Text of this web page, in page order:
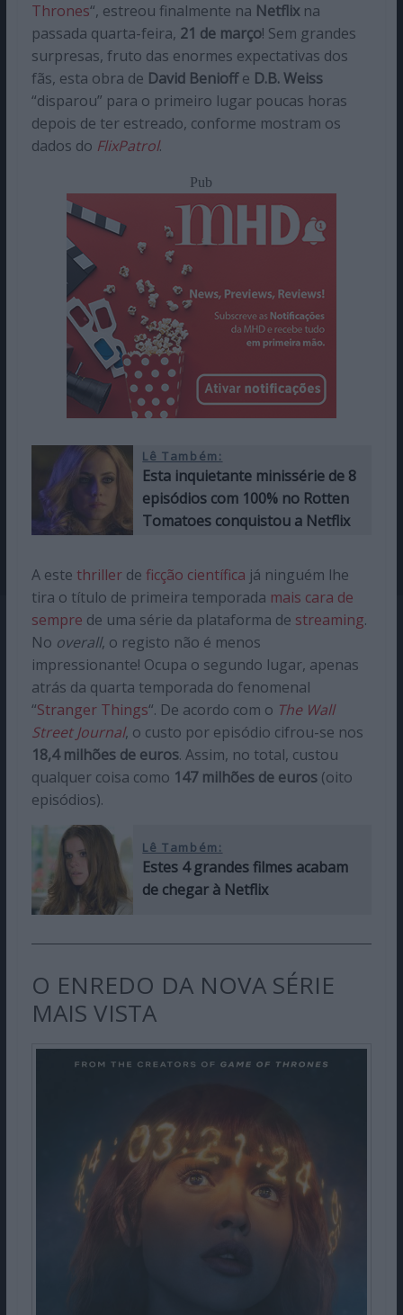
Thrones“, estreou finalmente na Netflixna
passada quarta-feira, 21 de março! Sem grandes
surpresas, fruto das enormes expectativas dos
fãs, esta obra de David Benioffe D.B. Weiss
“disparou” para o primeiro lugar poucas horas
depois de ter estreado, conforme mostram os
dados do FlixPatrol.
Pub
Lê Também:
Esta inquietante minissérie de 8
episódios com 100% no Rotten
Tomatoes conquistou a Netflix
A este thrillerde ficção científica já ninguém lhe
tira o título de primeira temporada mais cara de
sempre de uma série da plataforma de streaming.
No overall, o registo não é menos
impressionante! Ocupa o segundo lugar, apenas
atrás da quarta temporada do fenomenal
“Stranger Things“. De acordo com o The Wall
Street Journal, o custo por episódio cifrou-se nos
18,4 milhões de euros. Assim, no total, custou
qualquer coisa como 147 milhões de euros (oito
episódios).
Lê Também:
Estes 4 grandes filmes acabam
de chegar à Netflix
O ENREDO DA NOVA SÉRIE
MAIS VISTA